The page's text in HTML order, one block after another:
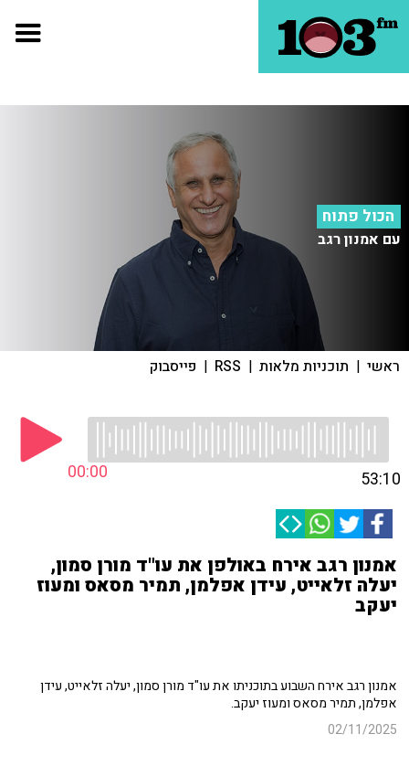
הכול פתוח
עם אמנון רגב
ראשי | תוכניות מלאות |
RSS
| פייסבוק
00:00 53:10
אמנון רגב אירח באולפן את עו"ד מורן סמון,
יעלה זלאייט, עידן אפלמן, תמיר מסאס ומעוז
יעקב
אמנון רגב אירח השבוע בתוכניתו את עו"ד מורן סמון, יעלה זלאייט, עידן
אפלמן, תמיר מסאס ומעוז יעקב.
02/11/2025